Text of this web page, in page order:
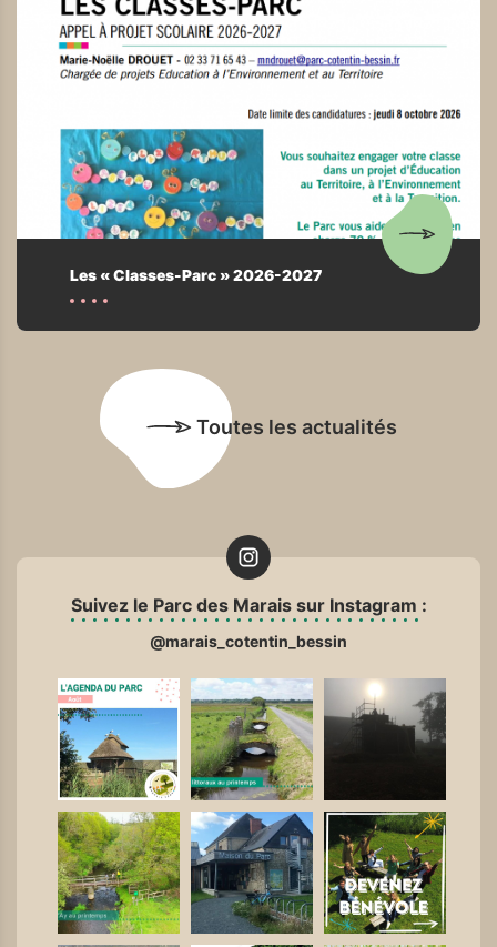
Les « Classes-Parc » 2026-2027
Toutes les actualités
Suivez le Parc des Marais sur Instagram :
@marais_cotentin_bessin